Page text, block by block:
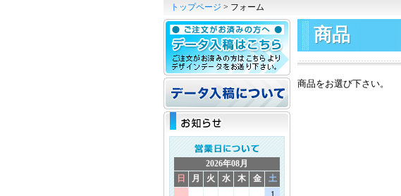
トップページ > フォーム
2026年08月
日
月 火 水 木 金
土
商品
商品をお選び下さい。